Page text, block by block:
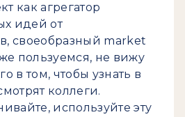
как агрегатор
идей от
своеобразный market
пользуемся, не вижу
в том, чтобы узнать в
коллеги.
используйте эту